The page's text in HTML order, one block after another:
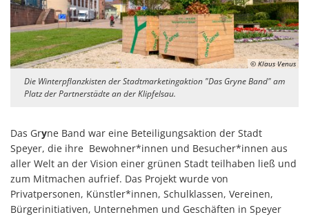
© Klaus Venus
Die Winterpflanzkisten der Stadtmarketingaktion "Das Gryne Band" am
Platz der Partnerstädte an der Klipfelsau.
Das Gryne Band war eine Beteiligungsaktion der Stadt
Speyer, die ihre Bewohner*innen und Besucher*innen aus
aller Welt an der Vision einer grünen Stadt teilhaben ließ und
zum Mitmachen aufrief. Das Projekt wurde von
Privatpersonen, Künstler*innen, Schulklassen, Vereinen,
Bürgerinitiativen, Unternehmen und Geschäften in Speyer